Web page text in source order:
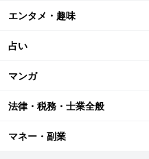
エンタメ・趣味
占い
マンガ
法律・税務・士業全般
マネー・副業